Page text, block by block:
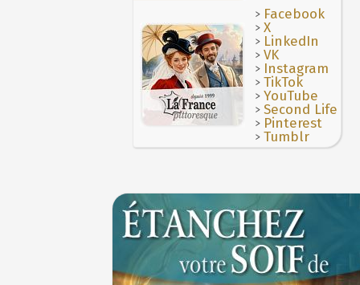
> Facebook
>X
> LinkedIn
>VK
> Instagram
>TikTok
>YouTube
>Second Life
> Pinterest
>Tumblr